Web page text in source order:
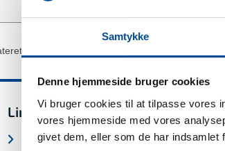
Samtykke
Denne hjemmeside bruger cookies
Vi bruger cookies til at tilpasse vores
vores hjemmeside med vores
givet dem, eller som de har indsamlet
6. maj 2025
Links
Repatriering